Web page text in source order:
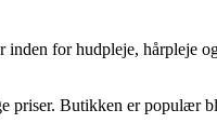
for hudpleje, hårpleje
Butikken er populær